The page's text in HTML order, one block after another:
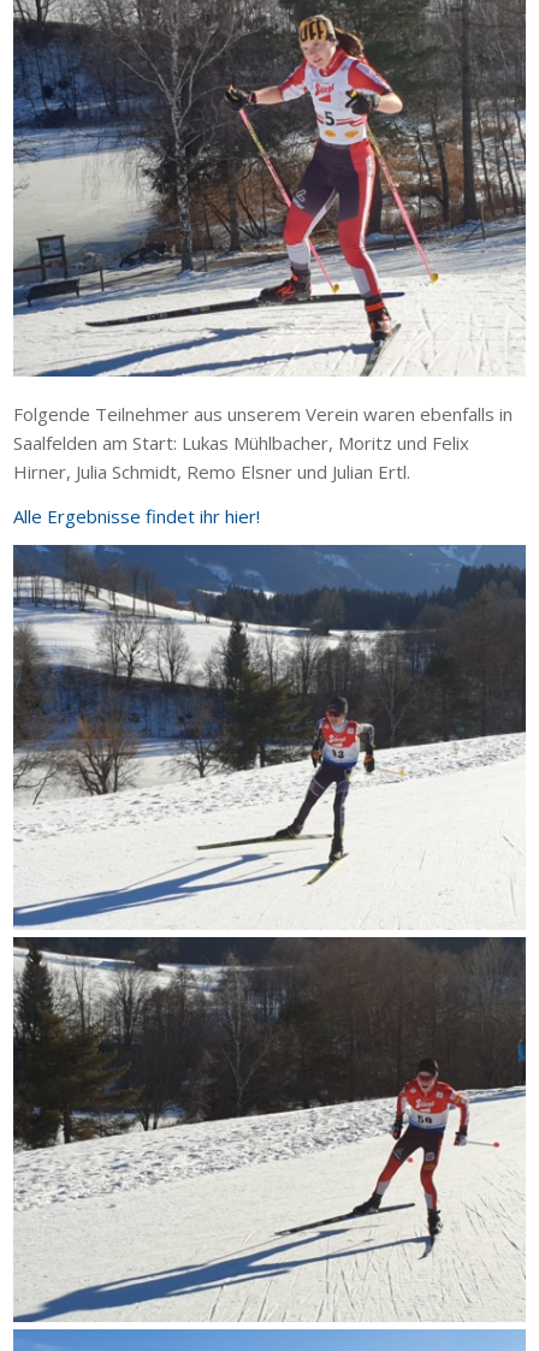
Folgende Teilnehmer aus unserem Verein waren ebenfalls in
Saalfelden am Start: Lukas Mühlbacher, Moritz und Felix
Hirner, Julia Schmidt, Remo Elsner und Julian Ertl.
Alle Ergebnisse findet ihr hier!